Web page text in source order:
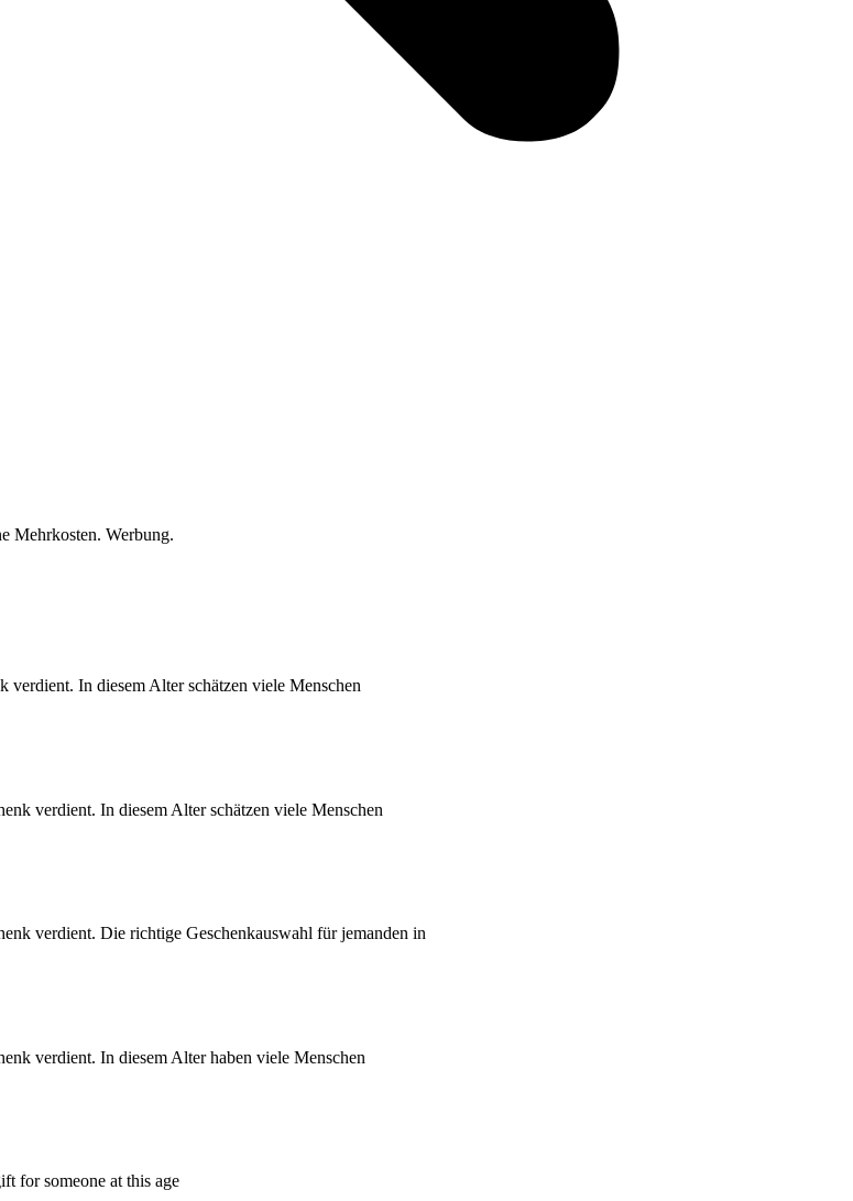
Mehrkosten. Werbung.
verdient. In diesem Alter schätzen viele Menschen
verdient. In diesem Alter schätzen viele Menschen
verdient. Die richtige Geschenkauswahl für jemanden in
verdient. In diesem Alter haben viele Menschen
for someone at this age